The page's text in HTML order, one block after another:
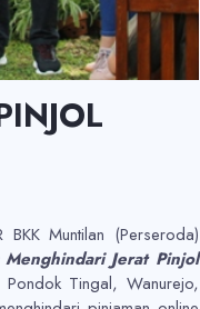
Muntilan (Perseroda)
Jerat Pinjol
Tingal, Wanurejo,